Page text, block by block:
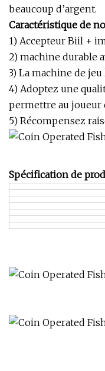
beaucoup d’argent.
Caractéristique de
1) Accepteur Biil +
2) machine durable
3) La machine de
4) Adoptez une
permettre au joueur
5) Récompensez
Spécification de